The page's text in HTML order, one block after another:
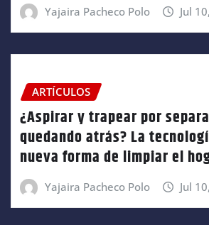
Yajaira Pacheco Polo Jul
ARTÍCULOS
¿Aspirar y trapear por
quedando atrás? La
nueva forma de limpiar el
Yajaira Pacheco Polo Jul